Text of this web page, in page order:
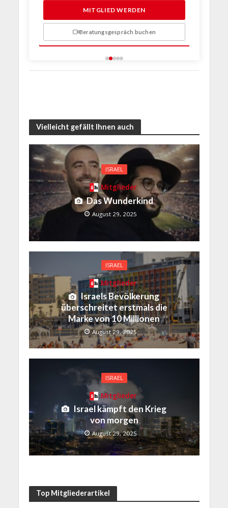
MITGLIED WERDEN
Beratungsgespräch buchen
Vielleicht gefällt Ihnen auch
ISRAEL
Mitglieder
Das Wunderkind
August 29, 2025
ISRAEL
Mitglieder
Israels Bevölkerung
überschreitet erstmals die
Marke von 10 Millionen
August 29, 2025
ISRAEL
Mitglieder
Israel kämpft den Krieg
von morgen
August 29, 2025
Top Mitgliederartikel